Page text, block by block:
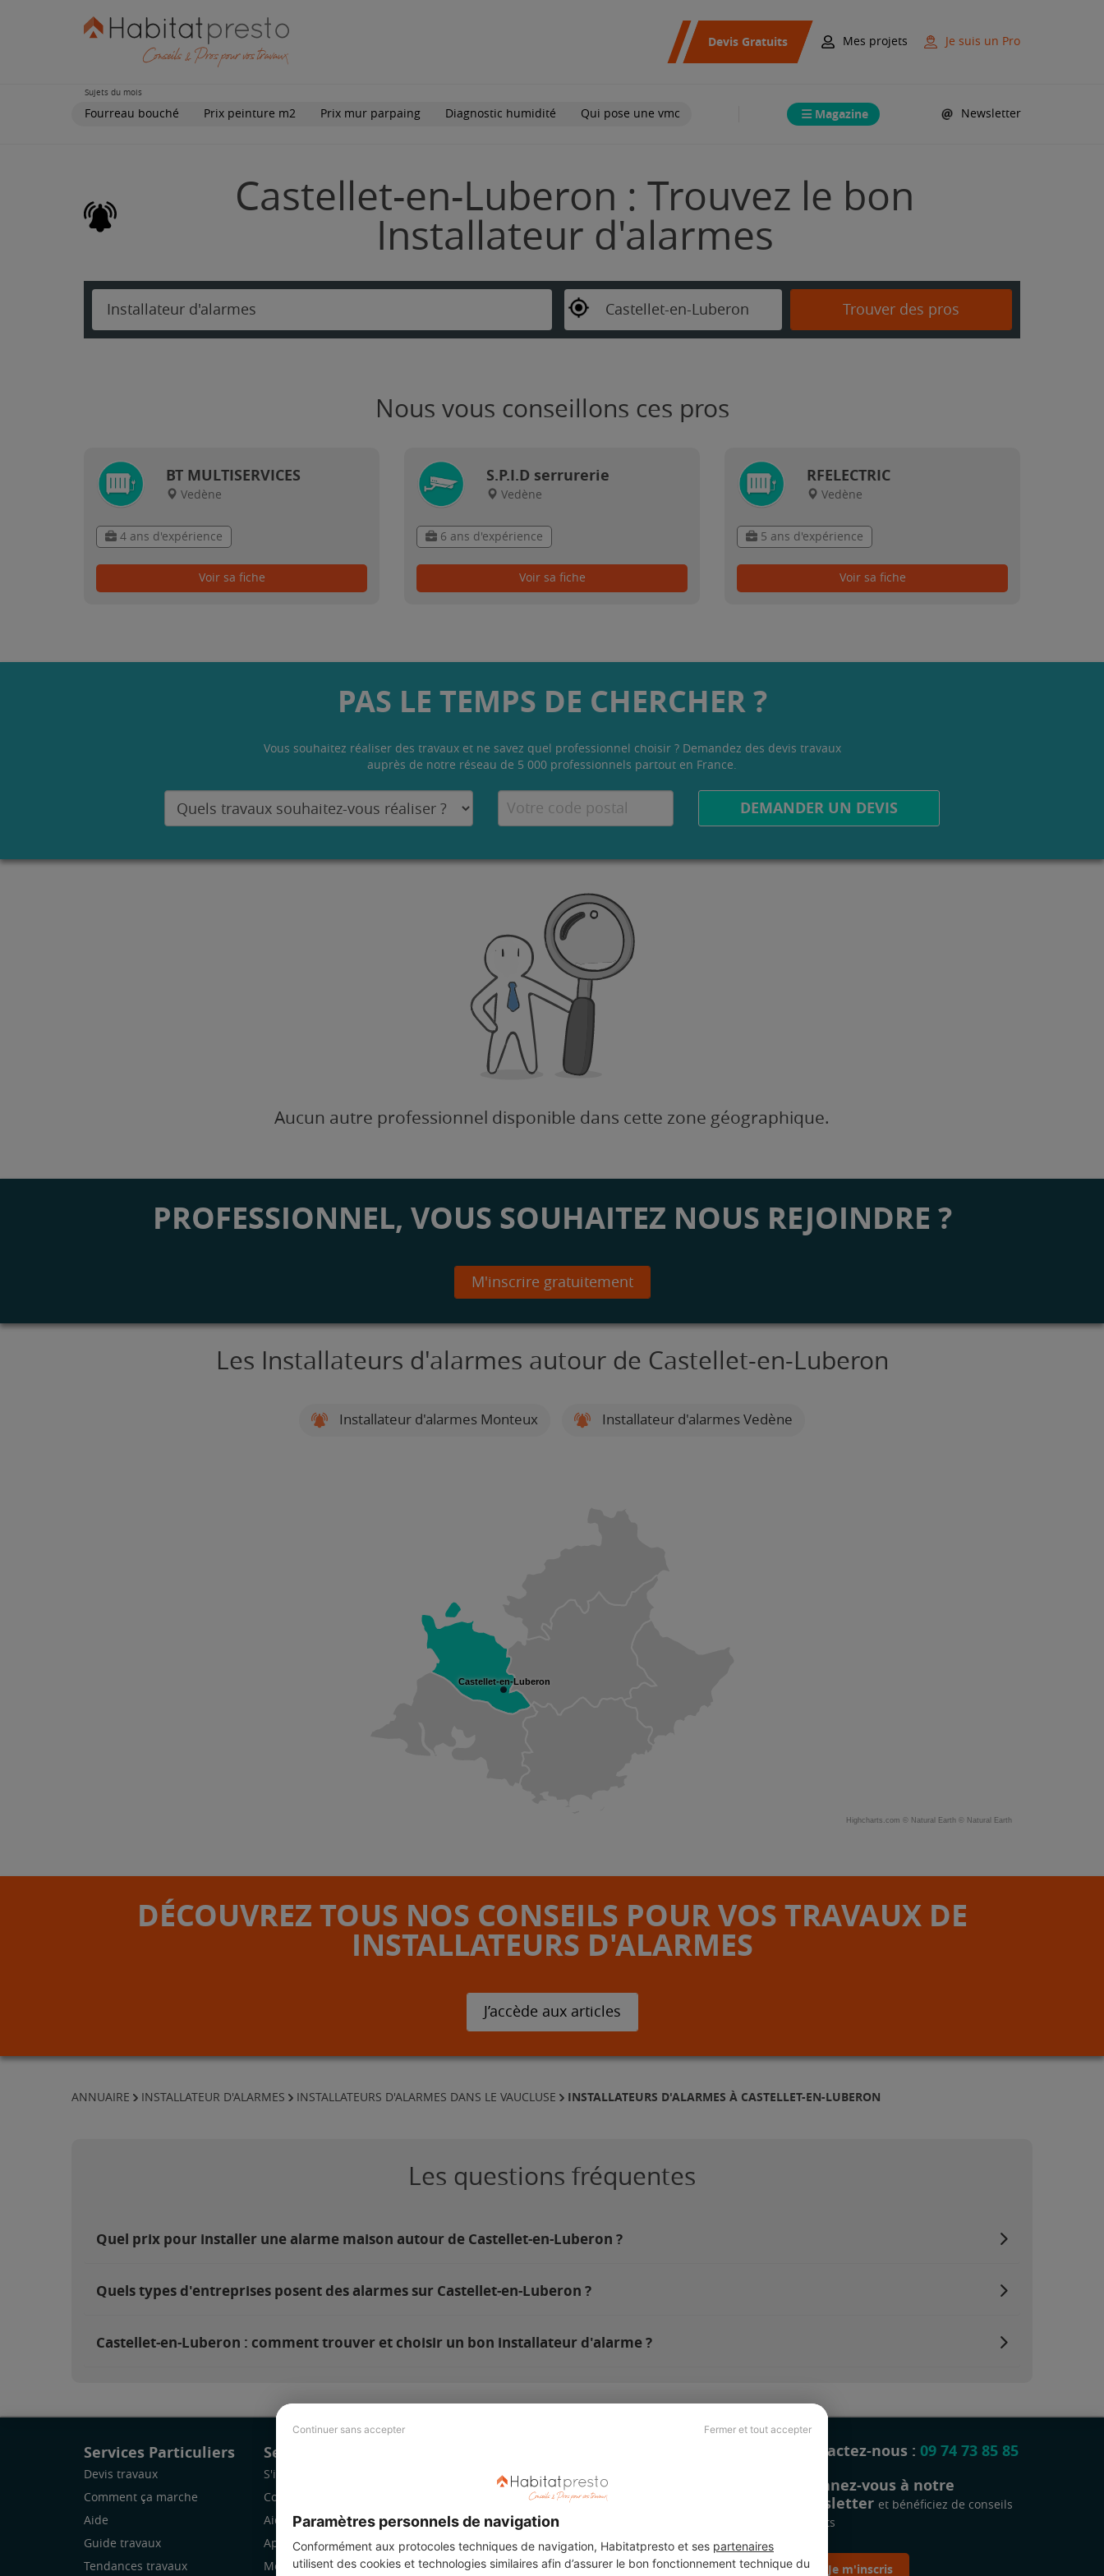
Continuer sans accepter Fermer et tout accepter
Paramètres personnels de navigation
Conformément aux protocoles techniques de navigation, Habitatpresto et ses partenaires
utilisent des cookies et technologies similaires afin d’assurer le bon fonctionnement technique du
Devis Gratuits Mes projets Je suis un Pro
Sujets du mois
Fourreau bouché Prix peinture m2 Prix mur parpaing Diagnostic humidité Qui pose une vmc Magazine Newsletter
Castellet-en-Luberon : Trouvez le bon
Installateur d'alarmes
Installateur d'alarmes Castellet-en-Luberon Trouver des pros
Nous vous conseillons ces pros
BT MULTISERVICES
Vedène
4 ans d'expérience
Voir sa fiche
S.P.I.D serrurerie
Vedène
6 ans d'expérience
Voir sa fiche
RFELECTRIC
Vedène
5 ans d'expérience
Voir sa fiche
PAS LE TEMPS DE CHERCHER ?
Vous souhaitez réaliser des travaux et ne savez quel professionnel choisir ? Demandez des devis travaux
auprès de notre réseau de 5 000 professionnels partout en France.
DEMANDER UN DEVIS
Aucun autre professionnel disponible dans cette zone géographique.
PROFESSIONNEL, VOUS SOUHAITEZ NOUS REJOINDRE ?
M'inscrire gratuitement
Les Installateurs d'alarmes autour de Castellet-en-Luberon
Installateur d'alarmes Monteux Installateur d'alarmes Vedène
Castellet-en-Luberon
Highcharts.com © Natural Earth © Natural Earth
DÉCOUVREZ TOUS NOS CONSEILS POUR VOS TRAVAUX DE
INSTALLATEURS D'ALARMES
J’accède aux articles
ANNUAIRE INSTALLATEUR D'ALARMES INSTALLATEURS D'ALARMES DANS LE VAUCLUSE INSTALLATEURS D'ALARMES À CASTELLET-EN-LUBERON
Les questions fréquentes
Quel prix pour installer une alarme maison autour de Castellet-en-Luberon ?
Quels types d'entreprises posent des alarmes sur Castellet-en-Luberon ?
Castellet-en-Luberon : comment trouver et choisir un bon installateur d'alarme ?
Services Particuliers
Devis travaux
Comment ça marche
Aide
Guide travaux
Tendances travaux
Services Pro
S'inscrire
Comment ça marche
Aide
Application Mobile
Mon espace
Revue de presse
Légal
Charte cookies
Contactez-nous : 09 74 73 85 85
Abonnez-vous à notre
newsletter et bénéficiez de conseils
gratuits
Je m'inscris